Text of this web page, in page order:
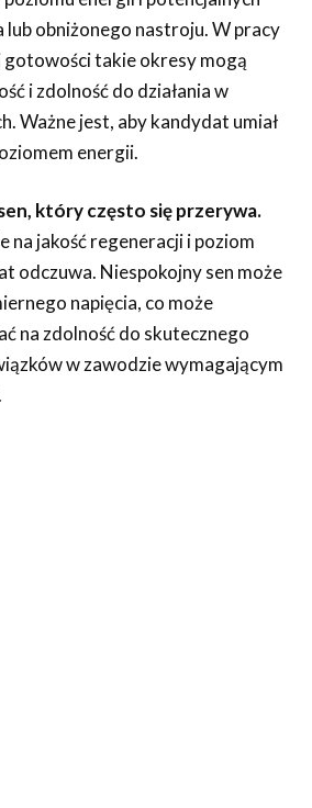
lub obniżonego nastroju. W pracy
gotowości takie okresy mogą
i zdolność do działania w
Ważne jest, aby kandydat umiał
energii.
który często się przerywa.
na jakość regeneracji i poziom
odczuwa. Niespokojny sen może
napięcia, co może
na zdolność do skutecznego
w zawodzie wymagającym